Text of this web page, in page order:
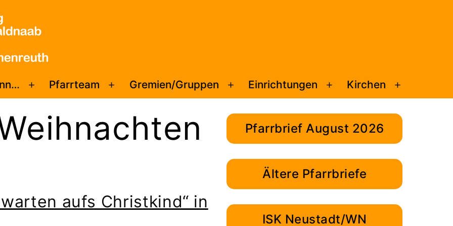
Menü
Pfarrteam
Menü
Gremien/Gruppen
Menü
Einrichtungen
Menü
Kirchen
Menü
aufs Christkind“ in
Pfarrbrief August 2026
Ältere Pfarrbriefe
ISK Neustadt/WN